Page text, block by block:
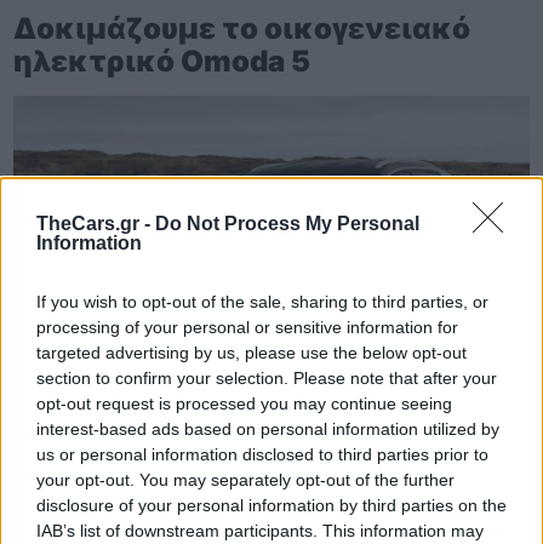
TheCars.gr - Do Not Process My Personal
Information
If you wish to opt-out of the sale, sharing to third parties, or
processing of your personal or sensitive information for
targeted advertising by us, please use the below opt-out
section to confirm your selection. Please note that after your
opt-out request is processed you may continue seeing
interest-based ads based on personal information utilized by
us or personal information disclosed to third parties prior to
your opt-out. You may separately opt-out of the further
disclosure of your personal information by third parties on the
IAB’s list of downstream participants. This information may
Δοκιμάζουμε το οικογενειακό
ηλεκτρικό Omoda 5
TheCars.gr| 16/02/2026 20:00